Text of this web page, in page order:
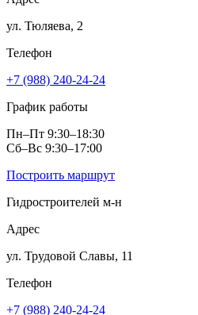
ул. Тюляева, 2
Телефон
+7 (988) 240-24-24
График работы
Пн–Пт 9:30–18:30
Сб–Вс 9:30–17:00
Построить маршрут
Гидростроителей м‑н
Адрес
ул. Трудовой Славы, 11
Телефон
+7 (988) 240-24-24